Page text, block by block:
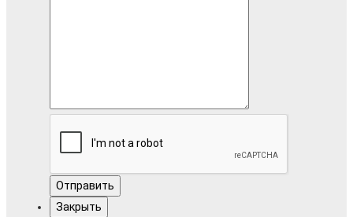
Отправить
Закрыть